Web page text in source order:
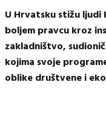
U Hrvatsku stižu ljudi
boljem pravcu kroz
zakladništvo,
kojima svoje
oblike društvene i